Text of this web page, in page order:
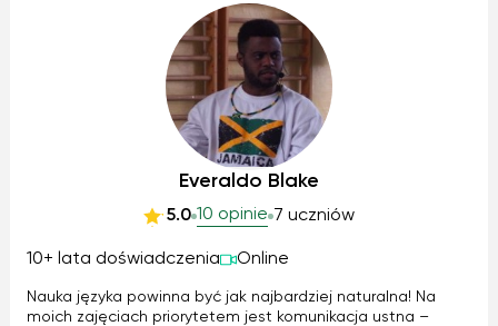
Everaldo Blake
5.0 10 opinie 7 uczniów
10+ lata doświadczenia Online
Nauka języka powinna być jak najbardziej naturalna! Na
moich zajęciach priorytetem jest komunikacja ustna –